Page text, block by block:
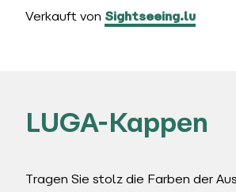
Verkauft von Sightseeing.lu
LUGA-Kappen
Tragen Sie stolz die Farben der